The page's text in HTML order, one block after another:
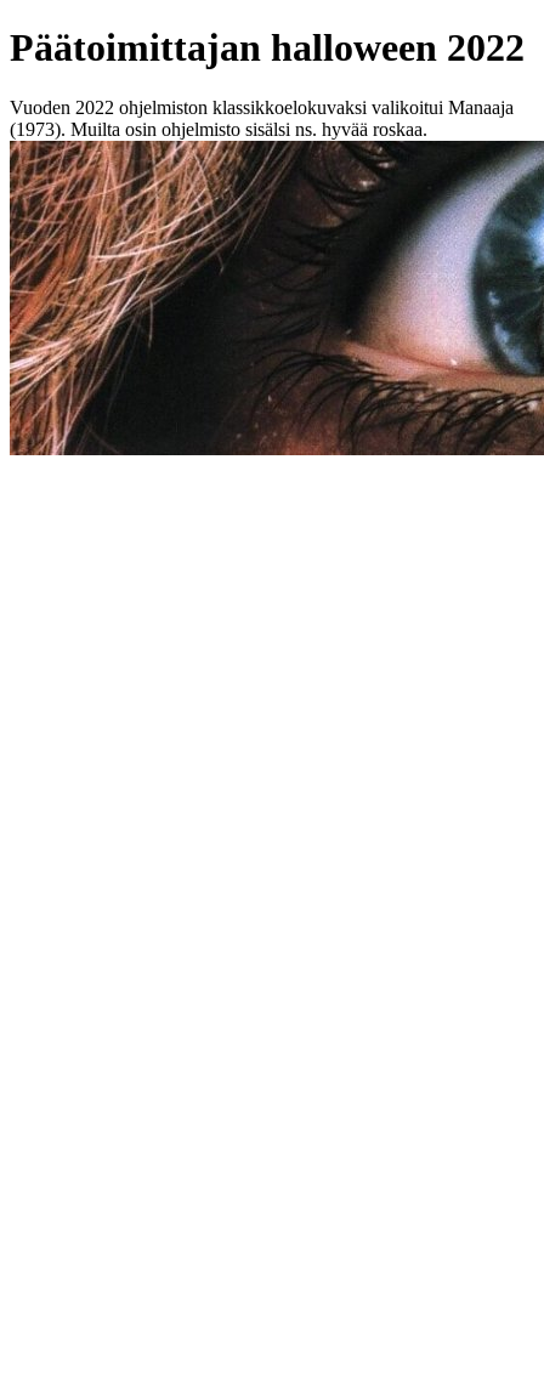
Päätoimittajan halloween 2022
Vuoden 2022 ohjelmiston klassikkoelokuvaksi valikoitui Manaaja
(1973). Muilta osin ohjelmisto sisälsi ns. hyvää roskaa.